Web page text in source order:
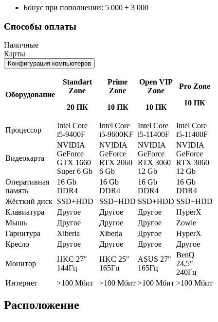
Бонус при пополнении: 5 000 + 3 000
Способы оплаты
Наличные
Карты
Конфигурация компьютеров
Оборудование
Standart
Zone
20 ПК
Prime
Zone
10 ПК
Open VIP
Zone
10 ПК
Pro Zone
10 ПК
Процессор
Intel Core
i5-9400F
Intel Core
i5-9600KF
Intel Core
i5-11400F
Intel Core
i5-11400F
Видеокарта
NVIDIA
GeForce
GTX 1660
Super 6 Gb
NVIDIA
GeForce
RTX 2060
6 Gb
NVIDIA
GeForce
RTX 3060
12 Gb
NVIDIA
GeForce
RTX 3060
12 Gb
Оперативная
память
16 Gb
DDR4
16 Gb
DDR4
16 Gb
DDR4
16 Gb
DDR4
Жёсткий диск SSD+HDD SSD+HDD SSD+HDD SSD+HDD
Клавиатура
Другое Другое Другое
HyperX
Мышь
Другое Другое Другое
Zowie
Гарнитура
Xiberia Xiberia Другое
HyperX
Кресло
Другое Другое Другое Другое
Монитор
HKC 27"
144Гц
HKC 25"
165Гц
ASUS 27"
165Гц
BenQ
24,5"
240Гц
Интернет
>100 Мбит >100 Мбит >100 Мбит >100 Мбит
Расположение